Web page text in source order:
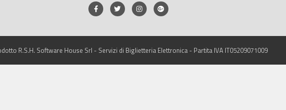
R.S.H. Software House Srl - Servizi di Biglietteria Elettronica - Partita IVA IT05209071009